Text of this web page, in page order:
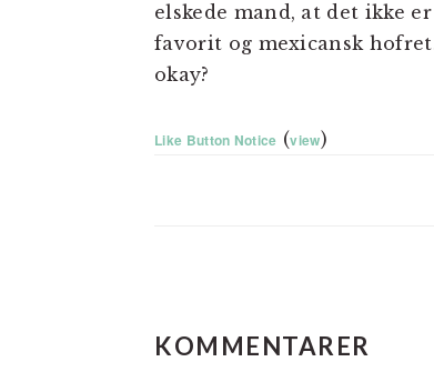
elskede mand, at det ikke
favorit og mexicansk
okay?
Like Button Notice (view)
KOMMENTARER